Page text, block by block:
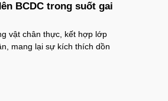
BCDC trong suốt gai
vật chân thực, kết hợp lớp
mang lại sự kích thích dồn